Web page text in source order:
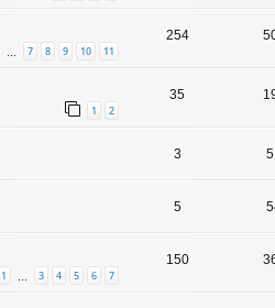
7 8 9 10 11
254
1 2
35
3
5
1 3 4 5 6 7
150